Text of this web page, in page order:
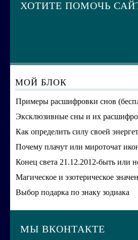
ХОТИТЕ ПОМОЧЬ
МОЙ БЛОК
Примеры расшифровки снов
Эксклюзивные сны и их
Как определить силу своей
Почему плачут или мироточат
Конец света 21.12.2012-быть или
Магическое и эзотерическое
Выбор подарка по знаку зодиака
МЫ ВКОНТАКТЕ